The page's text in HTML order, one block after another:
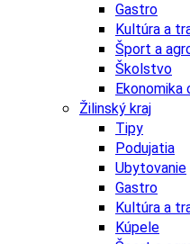
Gastro
Kultúra a
Šport a
Školstvo
Ekonomika
Žilinský kraj
Tipy
Podujatia
Ubytovanie
Gastro
Kultúra a
Kúpele